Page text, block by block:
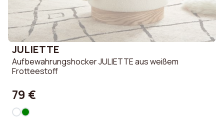
JULIETTE
Aufbewahrungshocker JULIETTE aus weißem
Frotteestoff
79 €